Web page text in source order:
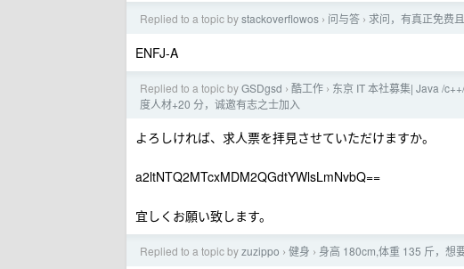
Replied to a topic bystackoverflowos › 问与答 › 求问，有真正免费
ENFJ-A
Replied to a topic byGSDgsd › 酷工作 › 东京 IT 本社募集| Java /
度人材+20 分，诚邀有志之士加入
よろしければ、求人票を拝見させていただけますか。
a2ltNTQ2MTcxMDM2QGdtYWlsLmNvbQ==
宜しくお願い致します。
Replied to a topic byzuzippo › 健身 › 身高 180cm,体重 135 斤，想